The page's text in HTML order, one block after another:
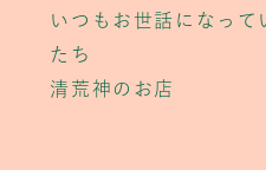
いつもお世話になって
たち
清荒神のお店